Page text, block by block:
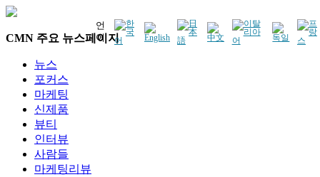
언
어
CMN 주요 뉴스페이지
뉴스
포커스
마케팅
신제품
뷰티
인터뷰
사람들
마케팅리뷰